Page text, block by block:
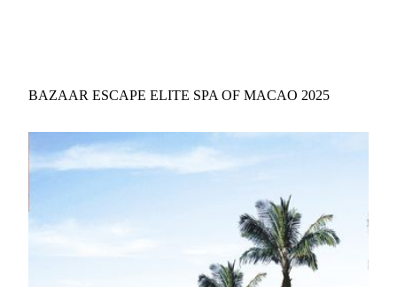
BAZAAR ESCAPE ELITE SPA OF MACAO 2025
기타 시설
스파&피트니스 센터